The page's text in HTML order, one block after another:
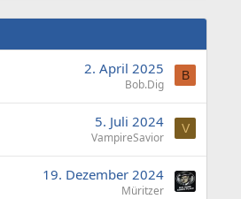
2. April 2025
Bob.Dig
B
5. Juli 2024
VampireSavior
V
19. Dezember 2024
Müritzer